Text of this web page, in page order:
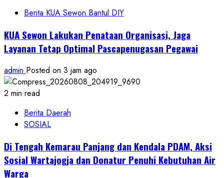
Berita KUA Sewon Bantul DIY
KUA Sewon Lakukan Penataan Organisasi, Jaga
Layanan Tetap Optimal Pascapenugasan Pegawai
admin Posted on 3 jam ago
2 min read
Berita Daerah
SOSIAL
Di Tengah Kemarau Panjang dan Kendala PDAM, Aksi
Sosial Wartajogja dan Donatur Penuhi Kebutuhan Air
Warga